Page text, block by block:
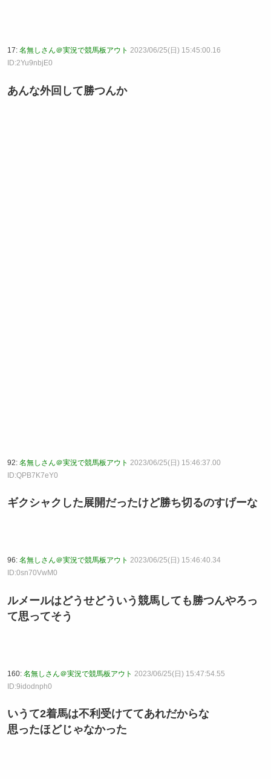
17: 名無しさん＠実況で競馬板アウト 2023/06/25(日) 15:45:00.16
ID:2Yu9nbjE0
あんな外回して勝つんか
92: 名無しさん＠実況で競馬板アウト 2023/06/25(日) 15:46:37.00
ID:QPB7K7eY0
ギクシャクした展開だったけど勝ち切るのすげーな
96: 名無しさん＠実況で競馬板アウト 2023/06/25(日) 15:46:40.34
ID:0sn70VwM0
ルメールはどうせどういう競馬しても勝つんやろっ
て思ってそう
160: 名無しさん＠実況で競馬板アウト 2023/06/25(日) 15:47:54.55
ID:9idodnph0
いうて2着馬は不利受けててあれだからな
思ったほどじゃなかった